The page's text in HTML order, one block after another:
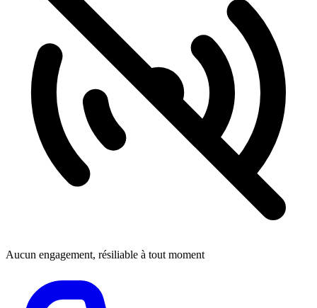
Aucun engagement, résiliable à tout moment